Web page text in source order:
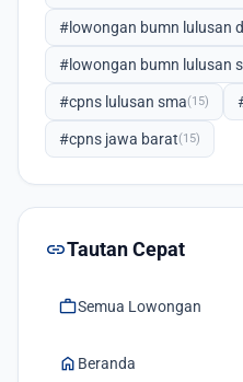
#lowongan bumn lulusan
#lowongan bumn lulusan
#cpns lulusan sma(15)
#cpns jawa barat(15)
linkTautan Cepat
workSemua Lowongan
home Beranda